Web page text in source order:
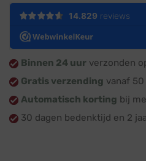
Binnen 24 uur verzonden
Gratis verzending vanaf
Automatisch korting bij
30 dagen bedenktijd en 2